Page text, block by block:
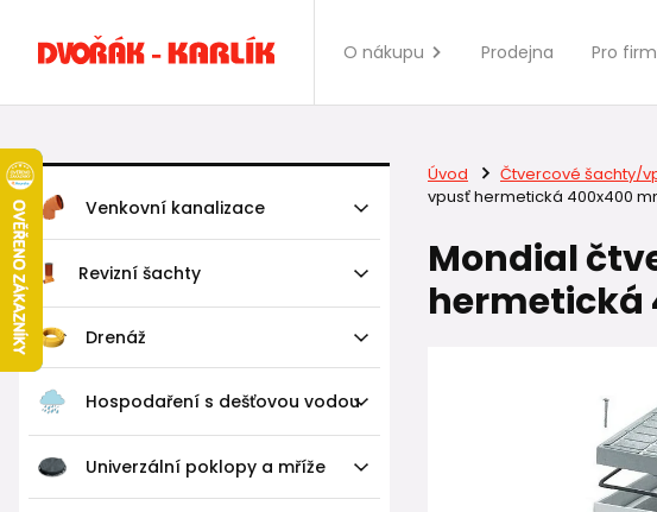
O nákupu Prodejna Pro
Venkovní kanalizace
Revizní šachty
Drenáž
Hospodaření s dešťovou vodou
Univerzální poklopy a mříže
Úvod Čtvercové šachty/
vpusť hermetická 400x400
Mondial
hermetická